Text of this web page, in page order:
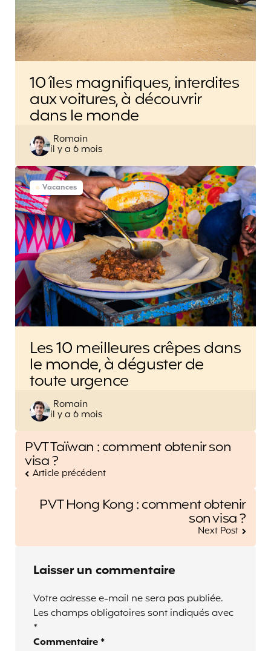
10 îles magnifiques, interdites
aux voitures, à découvrir
dans le monde
Posted
by
Romain
il y a 6 mois
Vacances
Les 10 meilleures crêpes dans
le monde, à déguster de
toute urgence
Posted
by
Romain
il y a 6 mois
Post
navigation
PVT Taïwan : comment obtenir son
visa ?
Article précédent
PVT Hong Kong : comment obtenir
son visa ?
Next Post
Laisser un commentaire
Votre adresse e-mail ne sera pas publiée.
Les champs obligatoires sont indiqués avec
*
Commentaire *